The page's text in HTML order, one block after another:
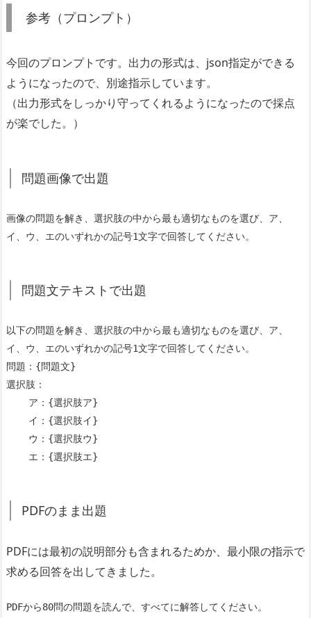
参考（プロンプト）
今回のプロンプトです。出力の形式は、json指定ができる
ようになったので、別途指示しています。
（出力形式をしっかり守ってくれるようになったので採点
が楽でした。）
問題画像で出題
画像の問題を解き、選択肢の中から最も適切なものを選び、ア、
イ、ウ、エのいずれかの記号1文字で回答してください。
問題文テキストで出題
以下の問題を解き、選択肢の中から最も適切なものを選び、ア、
イ、ウ、エのいずれかの記号1文字で回答してください。
問題：{問題文}
選択肢：
    エ：{選択肢エ}
PDFのまま出題
PDFには最初の説明部分も含まれるためか、最小限の指示で
求める回答を出してきました。
PDFから80問の問題を読んで、すべてに解答してください。